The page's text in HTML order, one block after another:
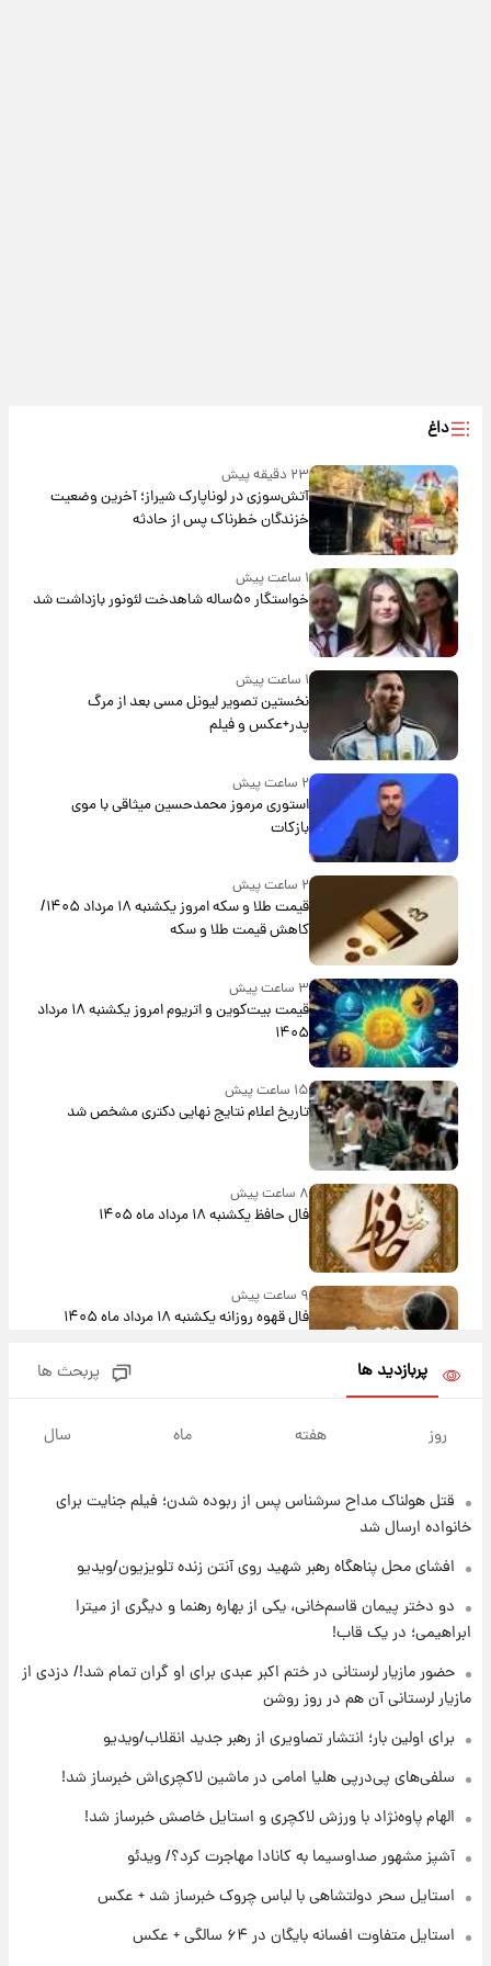
داغ
۲۳ دقیقه پیش
آتش‌سوزی در لوناپارک شیراز؛ آخرین وضعیت
خزندگان خطرناک پس از حادثه
۱ ساعت پیش
خواستگار ۵۰ساله شاهدخت لئونور بازداشت شد
۱ ساعت پیش
نخستین تصویر لیونل مسی بعد از مرگ
پدر+عکس و فیلم
۲ ساعت پیش
استوری مرموز محمدحسین میثاقی با موی
بازکات
۲ ساعت پیش
قیمت طلا و سکه امروز یکشنبه ۱۸ مرداد ۱۴۰۵/
کاهش قیمت طلا و سکه
۳ ساعت پیش
قیمت بیت‌کوین و اتریوم امروز یکشنبه ۱۸ مرداد
۱۴۰۵
۱۵ ساعت پیش
تاریخ اعلام نتایج نهایی دکتری مشخص شد
۸ ساعت پیش
فال حافظ یکشنبه ۱۸ مرداد ماه ۱۴۰۵
۹ ساعت پیش
فال قهوه روزانه یکشنبه ۱۸ مرداد ماه ۱۴۰۵
۱۷ ساعت پیش
۱۸ ساعت پیش
۲۱ ساعت پیش
لحظه برخورد رعد و برق به ساختمان مرکز تجارت
جهانی در آمریکا + فیلم
۲۱ ساعت پیش
برای اولین بار؛ انتشار تصاویری از رهبر جدید
انقلاب/ویدیو
تصاویر عمامه بستن به شیوه خاتمی/ویدیو
پربازدید ها پربحث ها
روز هفته ماه سال
قتل هولناک مداح سرشناس پس از ربوده شدن؛ فیلم جنایت برای
خانواده ارسال شد
افشای محل پناهگاه‌ رهبر شهید روی آنتن زنده تلویزیون/ویدیو
دو دختر پیمان قاسم‌خانی، یکی از بهاره رهنما و دیگری از میترا
ابراهیمی؛ در یک قاب!
حضور مازیار لرستانی در ختم اکبر عبدی برای او گران تمام شد!/ دزدی از
مازیار لرستانی آن هم در روز روشن
برای اولین بار؛ انتشار تصاویری از رهبر جدید انقلاب/ویدیو
سلفی‌های پی‌درپی هلیا امامی در ماشین لاکچری‌اش خبرساز شد!
الهام پاوه‌نژاد با ورزش لاکچری و استایل خاصش خبرساز شد!
آشپز مشهور صداوسیما به کانادا مهاجرت کرد؟/ ویدئو
استایل سحر دولتشاهی با لباس چروک خبرساز شد + عکس
استایل متفاوت افسانه بایگان در ۶۴ سالگی + عکس